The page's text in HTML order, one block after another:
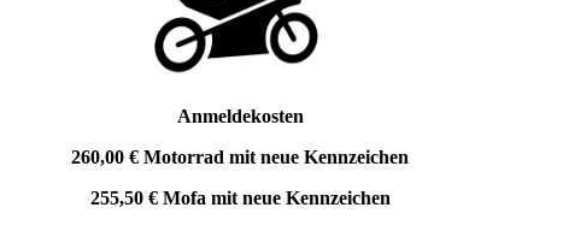
Anmeldekosten
260,00 € Motorrad mit neue Kennzeichen
255,50 € Mofa mit neue Kennzeichen